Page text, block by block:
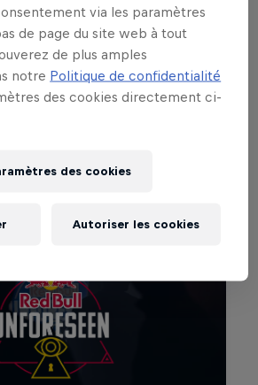
DJ sets exclusifs, des
et bien sûr, beaucoup
via les paramètres
de page du site web à tout
de plus amples
notre Politique de confidentialité
des cookies directement ci-
des cookies
Autoriser les cookies